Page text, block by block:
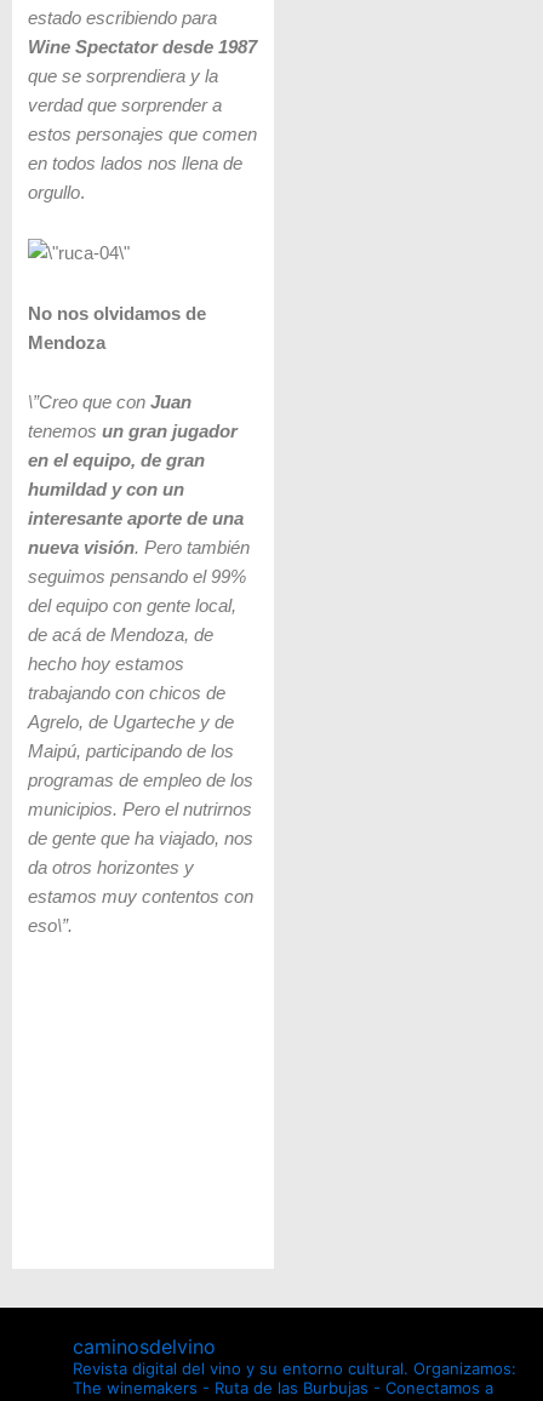
estado escribiendo para
Wine Spectator desde 1987
que se sorprendiera y la
verdad que sorprender a
estos personajes que comen
en todos lados nos llena de
orgullo.
No nos olvidamos de
Mendoza
\”Creo que con Juan
tenemos un gran jugador
en el equipo, de gran
humildad y con un
interesante aporte de una
nueva visión. Pero también
seguimos pensando el 99%
del equipo con gente local,
de acá de Mendoza, de
hecho hoy estamos
trabajando con chicos de
Agrelo, de Ugarteche y de
Maipú, participando de los
programas de empleo de los
municipios. Pero el nutrirnos
de gente que ha viajado, nos
da otros horizontes y
estamos muy contentos con
eso\”.
caminosdelvino
Revista digital del vino y su entorno cultural. Organizamos:
The winemakers - Ruta de las Burbujas - Conectamos a